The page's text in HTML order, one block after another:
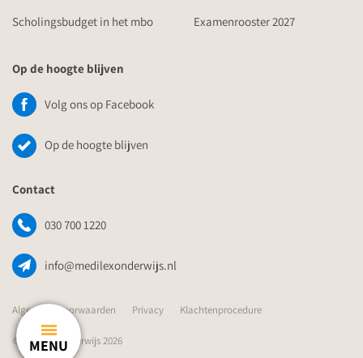
Scholingsbudget in het mbo
Examenrooster 2027
Op de hoogte blijven
Volg ons op Facebook
Op de hoogte blijven
Contact
030 700 1220
info@medilexonderwijs.nl
Algemene Voorwaarden Privacy Klachtenprocedure
© Medilex Onderwijs 2026
MENU